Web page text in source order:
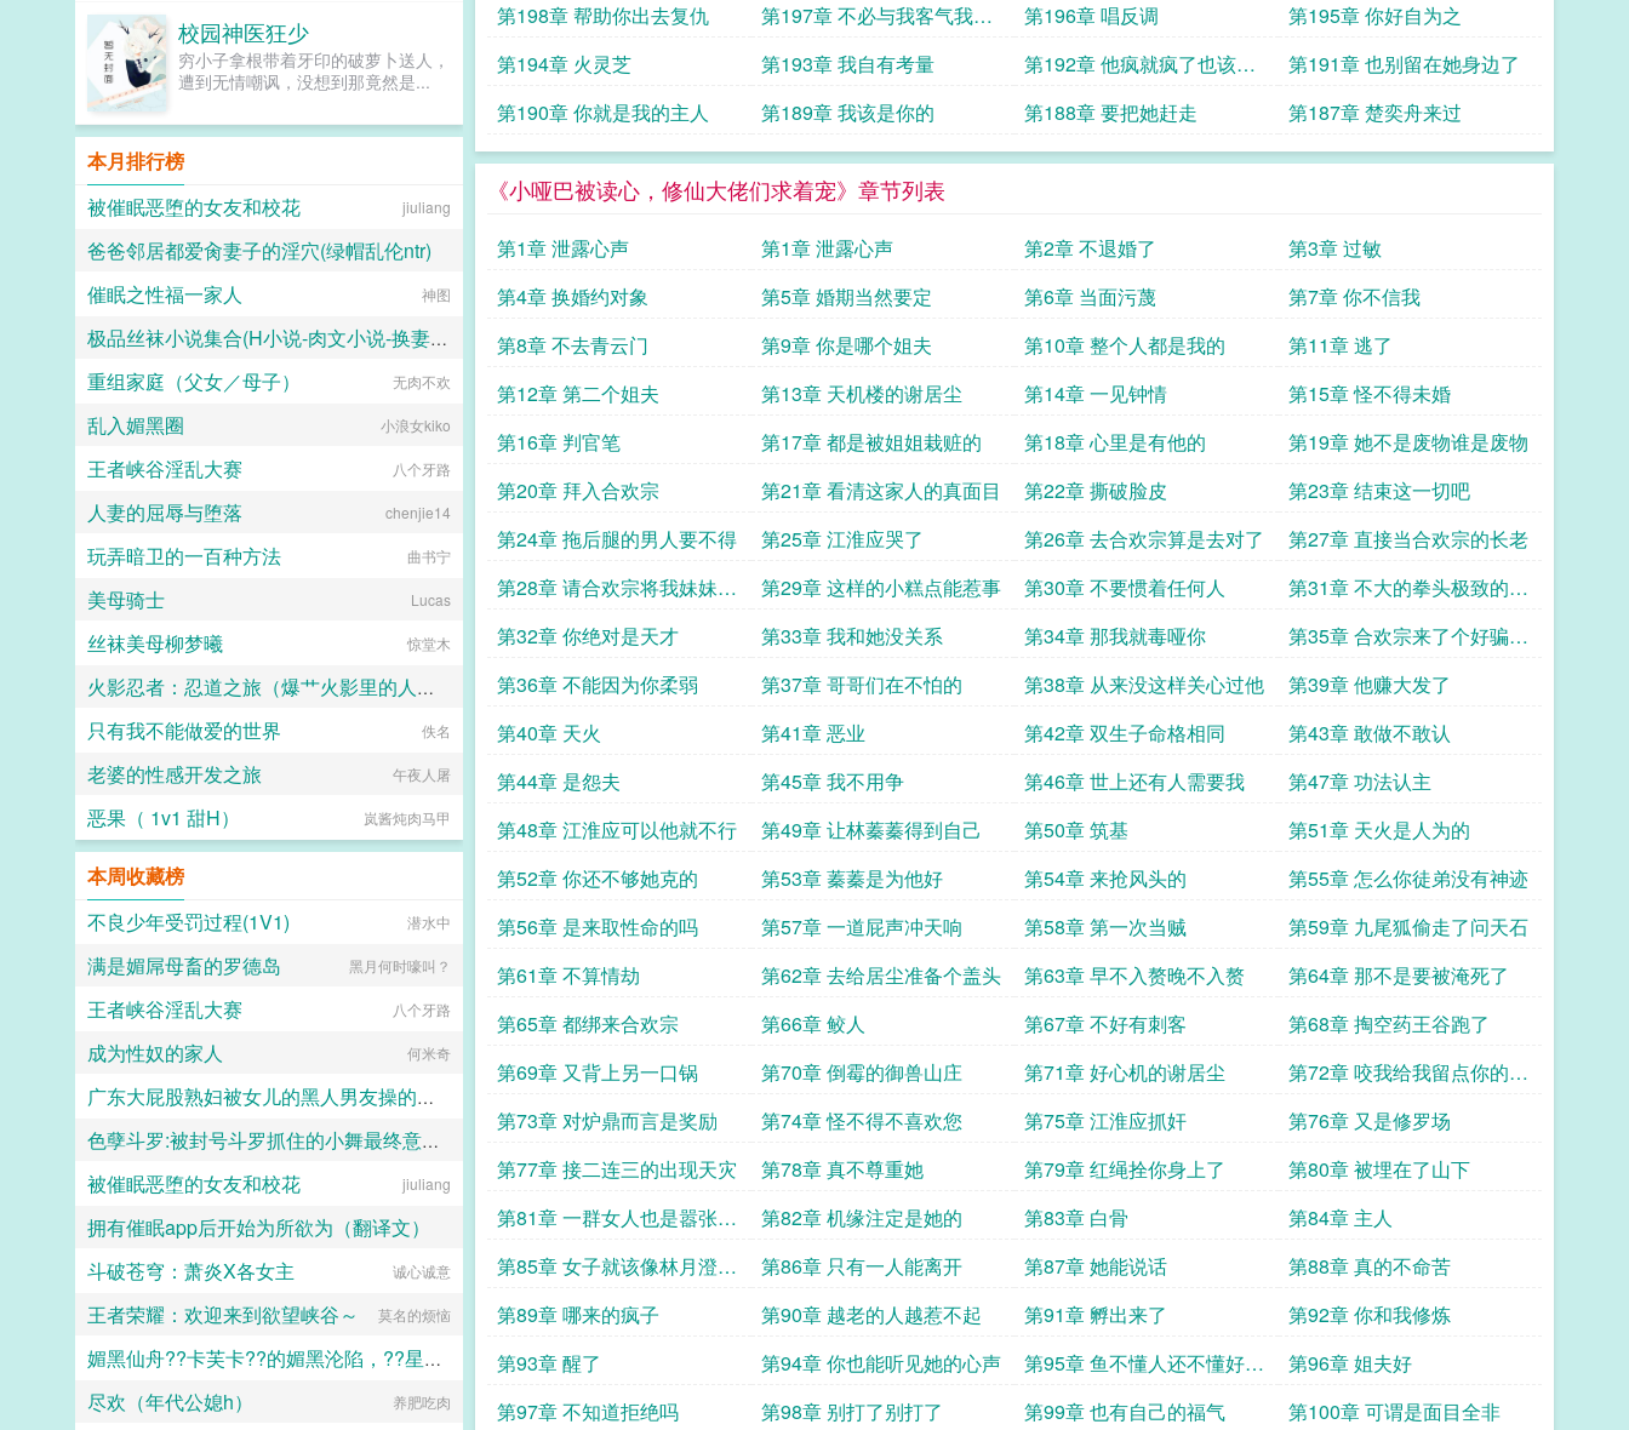
第198章 帮助你出去复仇
第197章 不必与我客气我是
来找茬的
第196章 唱反调
第195章 你好自为之
第194章 火灵芝
第193章 我自有考量
第192章 他疯就疯了也该把
你伺候好啊
第191章 也别留在她身边了
第190章 你就是我的主人
第189章 我该是你的 第188章 要把她赶走 第187章 楚奕舟来过
《小哑巴被读心，修仙大佬们求着宠》章节列表
第1章 泄露心声 第1章 泄露心声 第2章 不退婚了
第3章 过敏
第4章 换婚约对象
第5章 婚期当然要定 第6章 当面污蔑
第7章 你不信我
第8章 不去青云门
第9章 你是哪个姐夫 第10章 整个人都是我的
第11章 逃了
第12章 第二个姐夫
第13章 天机楼的谢居尘 第14章 一见钟情
第15章 怪不得未婚
第16章 判官笔
第17章 都是被姐姐栽赃的 第18章 心里是有他的
第19章 她不是废物谁是废物
第20章 拜入合欢宗
第21章 看清这家人的真面目 第22章 撕破脸皮
第23章 结束这一切吧
第24章 拖后腿的男人要不得
第25章 江淮应哭了 第26章 去合欢宗算是去对了
第27章 直接当合欢宗的长老
第28章 请合欢宗将我妹妹逐
出宗门
第29章 这样的小糕点能惹事 第30章 不要惯着任何人
第31章 不大的拳头极致的蛮
力
第32章 你绝对是天才 第33章 我和她没关系 第34章 那我就毒哑你
第35章 合欢宗来了个好骗的
人
第36章 不能因为你柔弱 第37章 哥哥们在不怕的 第38章 从来没这样关心过他
第39章 他赚大发了
第40章 天火
第41章 恶业 第42章 双生子命格相同
第43章 敢做不敢认
第44章 是怨夫
第45章 我不用争 第46章 世上还有人需要我
第47章 功法认主
第48章 江淮应可以他就不行
第49章 让林蓁蓁得到自己 第50章 筑基
第51章 天火是人为的
第52章 你还不够她克的
第53章 蓁蓁是为他好 第54章 来抢风头的
第55章 怎么你徒弟没有神迹
第56章 是来取性命的吗
第57章 一道屁声冲天响 第58章 第一次当贼
第59章 九尾狐偷走了问天石
第61章 不算情劫
第62章 去给居尘准备个盖头 第63章 早不入赘晚不入赘
第64章 那不是要被淹死了
第65章 都绑来合欢宗
第66章 鲛人 第67章 不好有刺客
第68章 掏空药王谷跑了
第69章 又背上另一口锅
第70章 倒霉的御兽山庄 第71章 好心机的谢居尘
第72章 咬我给我留点你的标
记
第73章 对炉鼎而言是奖励 第74章 怪不得不喜欢您 第75章 江淮应抓奸
第76章 又是修罗场
第77章 接二连三的出现天灾
第78章 真不尊重她 第79章 红绳拴你身上了
第80章 被埋在了山下
第81章 一群女人也是嚣张上
了
第82章 机缘注定是她的 第83章 白骨
第84章 主人
第85章 女子就该像林月澄这
般
第86章 只有一人能离开 第87章 她能说话
第88章 真的不命苦
第89章 哪来的疯子
第90章 越老的人越惹不起 第91章 孵出来了
第92章 你和我修炼
第93章 醒了
第94章 你也能听见她的心声
第95章 鱼不懂人还不懂好坏
吗
第96章 姐夫好
第97章 不知道拒绝吗
第98章 别打了别打了 第99章 也有自己的福气 第100章 可谓是面目全非
之上。可她转身却扑入了那人的怀
中，撒着娇说手疼。梅疏玉觉得很奇
怪，那个对自己颐指气使的小姑娘，
竟是眼巴巴的拉着自己的袖子撒娇。
充斥着黑暗。但是在他的心尖上，稳
稳当当的坐着一个干干净净的柳寄
玉。她是他触摸不到的光。当他拼尽
全力想要抓住她的时候她却朝他甜甜
一笑，说道我抓到你啦！你给你赔罪
就是了。面前的少女出落得亭亭玉
立，湿漉漉的杏眼望着他，眼下是一
颗显眼殷红的小痣。少年喉结动了
动，拢在袖中的手紧了紧，状似平静
的看着她如何赔罪？少女白嫩的一张
小脸皱成一团，透着淡淡的红晕，结
结巴巴开口我把我赔给你好不好话
落，少年顿时眸色一深，清冷的薄唇
就覆了上去。我等这一日，许久
了。...
校园神医狂少
穷小子拿根带着牙印的破萝卜送人，
遭到无情嘲讽，没想到那竟然是...
本月排行榜
被催眠恶堕的女友和校花
jiuliang
爸爸邻居都爱肏妻子的淫穴(绿帽乱伦ntr)
轻松向
催眠之性福一家人 神图
极品丝袜小说集合(H小说-肉文小说-换妻-妈妈-母子)
海岸线文学
重组家庭（父女／母子） 无肉不欢
乱入媚黑圈 小浪女kiko
王者峡谷淫乱大赛 八个牙路
人妻的屈辱与堕落 chenjie14
玩弄暗卫的一百种方法 曲书宁
美母骑士 Lucas
丝袜美母柳梦曦 惊堂木
火影忍者：忍道之旅（爆艹火影里的人妻熟女）
fnr8std27
只有我不能做爱的世界 佚名
老婆的性感开发之旅 午夜人屠
恶果（ 1v1 甜H） 岚酱炖肉马甲
本周收藏榜
不良少年受罚过程(1V1)
潜水中
满是媚屌母畜的罗德岛 黑月何时嚎叫？
王者峡谷淫乱大赛 八个牙路
成为性奴的家人 何米奇
广东大屁股熟妇被女儿的黑人男友操的浑身颤抖淫水喷满床单
二十三
色孽斗罗:被封号斗罗抓住的小舞最终意识重组成了玩偶
lgcloveself
被催眠恶堕的女友和校花 jiuliang
拥有催眠app后开始为所欲为（翻译文）
白门楼汉化集团
斗破苍穹：萧炎X各女主 诚心诚意
王者荣耀：欢迎来到欲望峡谷～ 莫名的烦恼
媚黑仙舟??卡芙卡??的媚黑沦陷，??星的媚黑恶堕??，??黑人至上??
露露
尽欢（年代公媳h） 养肥吃肉